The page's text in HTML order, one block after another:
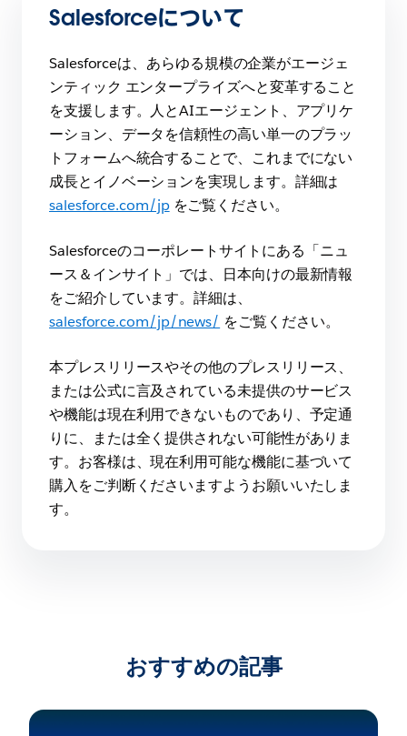
Salesforceについて
Salesforceは、あらゆる規模の企業がエージェ
ンティック エンタープライズへと変革すること
を支援します。人とAIエージェント、アプリケ
ーション、データを信頼性の高い単一のプラッ
トフォームへ統合することで、これまでにない
成長とイノベーションを実現します。詳細は
salesforce.com/jpをご覧ください。
Salesforceのコーポレートサイトにある「ニュ
ース＆インサイト」では、日本向けの最新情報
をご紹介しています。詳細は、
salesforce.com/jp/news/ をご覧ください。
本プレスリリースやその他のプレスリリース、
または公式に言及されている未提供のサービス
や機能は現在利用できないものであり、予定通
りに、または全く提供されない可能性がありま
す。お客様は、現在利用可能な機能に基づいて
購入をご判断くださいますようお願いいたしま
す。
おすすめの記事